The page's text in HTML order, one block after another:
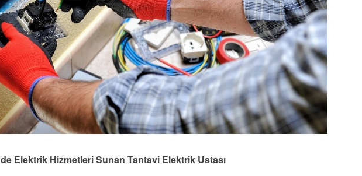
Elektrik Hizmetleri Sunan Tantavi Elektrik Ustası